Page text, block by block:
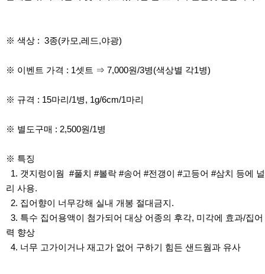
※ 색상 : 3종(카모,레드,야광)
※ 이벤트 가격 : 1셋트 ⇒ 7,000원/3병(색상별 각1병)
※ 규격 : 15마리/1병, 1g/6cm/1마리
※ 별도구매 : 2,500원/1병
※ 특징
1. 갯지렁이웜 #풀치 #볼락 #송어 #전갱이 #고등어 #삼치 등에 널
리 사용.
2. 집어향이 너무강해 실내 개봉 절대금지.
3. 특수 집어용액이 첨가되어 대상 어종의 후각, 미각에 효과/집어
력 향상
4. 너무 고가이거나 재고가 없어 구하기 힘든 샌드웜과 유사